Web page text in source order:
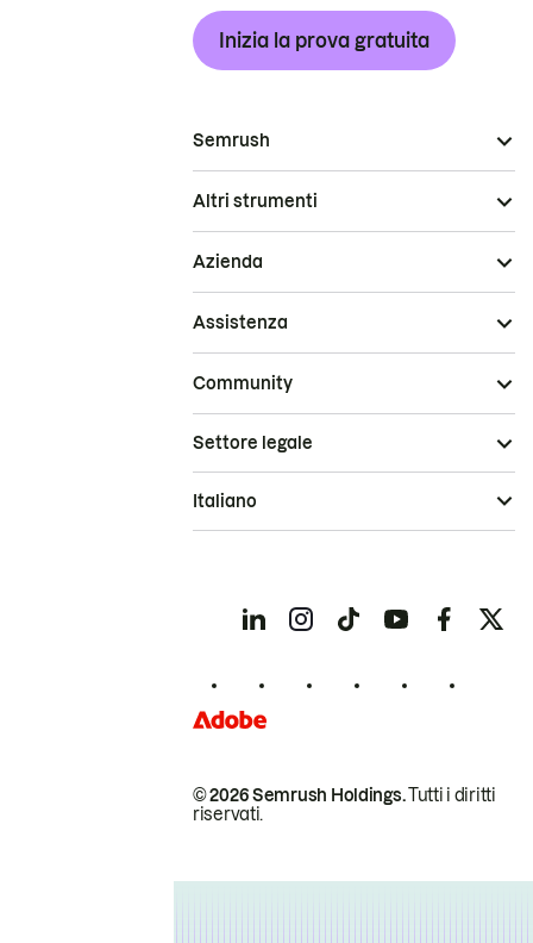
Inizia la prova gratuita
Semrush
Altri strumenti
Azienda
Assistenza
Community
© 2026 Semrush Holdings.Tutti i diritti
riservati.
Settore legale
Italiano